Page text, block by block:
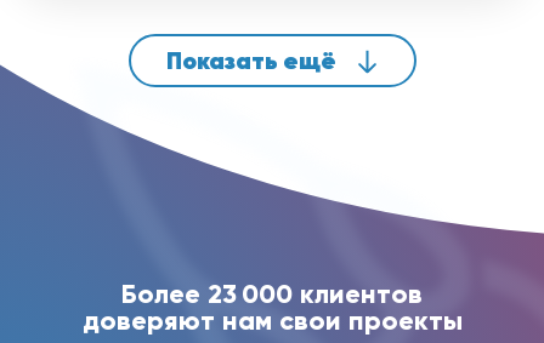
Показать ещё
Более 23 000 клиентов
доверяют нам свои проекты